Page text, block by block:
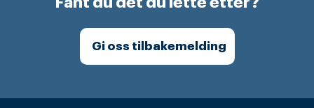
Gi oss tilbakemelding